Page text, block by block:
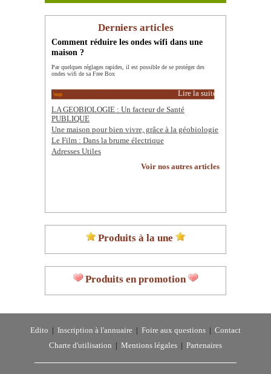
Derniers articles
Comment réduire les ondes wifi dans une
maison ?
Par quelques réglages rapides, il est possible de se protéger des
ondes wifi de sa Free Box
Lire la suite
LA GEOBIOLOGIE : Un facteur de Santé
PUBLIQUE
Une maison pour bien vivre, grâce à la géobiologie
Le Film : Dans la brume électrique
Adresses Utiles
Voir nos autres articles
Produits à la une
Produits en promotion
Edito Inscription à l'annuaire Foire aux questions
Contact
Charte d'utilisation
Mentions légales Partenaires